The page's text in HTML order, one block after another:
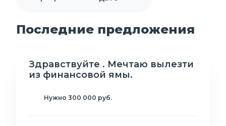
Последние предложения
Здравствуйте . Мечтаю вылезти
из финансовой ямы.
Нужно 300 000 руб.